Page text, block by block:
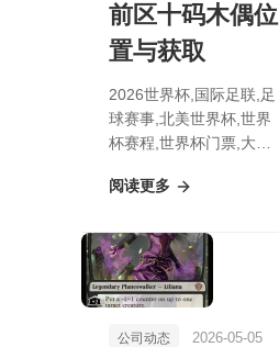
前区十码木偶位
置与获取
2026世界杯,国际足联,足
球赛事,北美世界杯,世界
杯赛程,世界杯门票,大乐
荐：前区十码木偶位置与
阅读更多
公司动态 2026-05-05